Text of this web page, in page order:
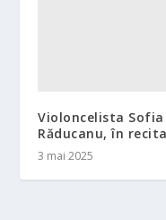
Violoncelista
Răducanu, în
3 mai 2025